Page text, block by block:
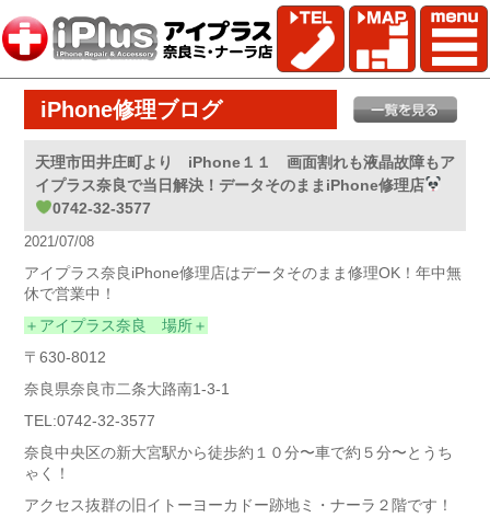
iPhone修理ブログ
天理市田井庄町より iPhone１１ 画面割れも液晶故障もア
イプラス奈良で当日解決！データそのままiPhone修理店
0742-32-3577
2021/07/08
アイプラス奈良iPhone修理店はデータそのまま修理OK！年中無
休で営業中！
＋アイプラス奈良 場所＋
〒630-8012
奈良県奈良市二条大路南1-3-1
TEL:0742-32-3577
奈良中央区の新大宮駅から徒歩約１０分〜車で約５分〜とうち
ゃく！
アクセス抜群の旧イトーヨーカドー跡地ミ・ナーラ２階です！